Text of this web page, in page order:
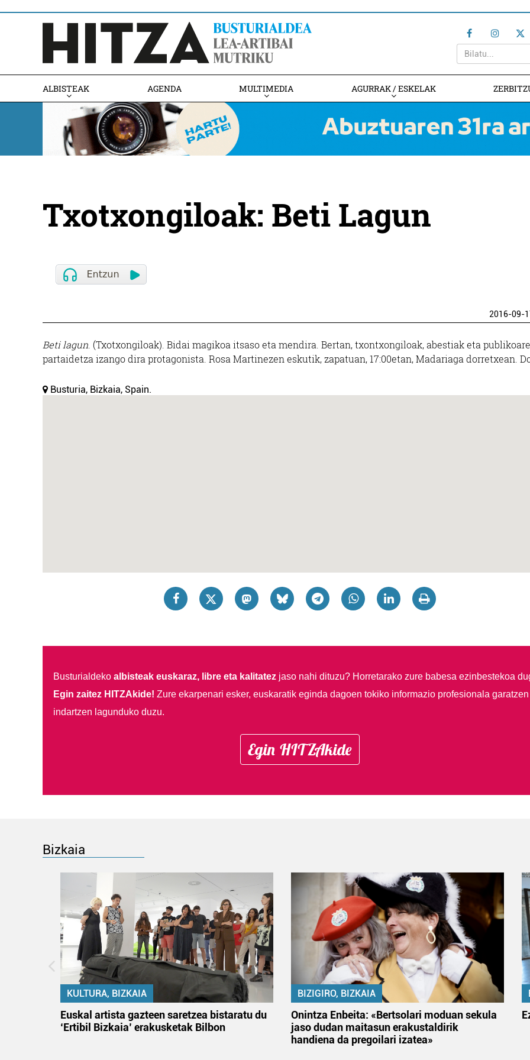
ALBISTEAK AGENDA MULTIMEDIA AGURRAK / ESKELAK
Txotxongiloak: Beti Lagun
2016-09-
Beti lagun . (Txotxongiloak). Bidai magikoa itsaso eta mendira. Bertan, txontxongiloak, abestiak eta
partaidetza izango dira protagonista. Rosa Martinezen eskutik, zapatuan, 17:00etan, Madariaga dorretxean.
Busturia, Bizkaia, Spain.
Busturialdeko albisteak euskaraz, libre eta kalitatezjaso nahi dituzu? Horretarako zure babesa ezinbestekoa
Egin zaitez HITZAkide! Zure ekarpenari esker, euskaratik eginda dagoen tokiko informazio profesionala garatzen
indartzen lagunduko duzu.
Egin HITZAkide
Bizkaia
KULTURA, BIZKAIA
Euskal artista gazteen saretzea bistaratu du
‘Ertibil Bizkaia’ erakusketak Bilbon
BIZIGIRO, BIZKAIA
Onintza Enbeita: «Bertsolari moduan sekula
jaso dudan maitasun erakustaldirik
handiena da pregoilari izatea»